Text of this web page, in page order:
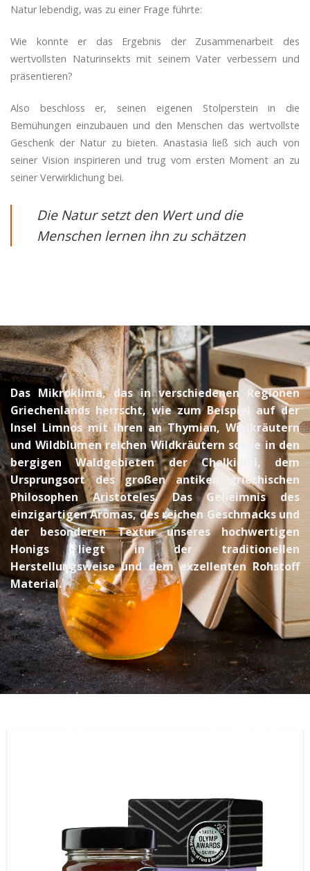
Natur lebendig, was zu einer Frage führte:
Wie konnte er das Ergebnis der Zusammenarbeit des
wertvollsten Naturinsekts mit seinem Vater verbessern und
präsentieren?
Also beschloss er, seinen eigenen Stolperstein in die
Bemühungen einzubauen und den Menschen das wertvollste
Geschenk der Natur zu bieten. Anastasia ließ sich auch von
seiner Vision inspirieren und trug vom ersten Moment an zu
seiner Verwirklichung bei.
Die Natur setzt den Wert und die
Menschen lernen ihn zu schätzen
Das Mikroklima, das in verschiedenen Regionen
Griechenlands herrscht, wie zum Beispiel auf der
Insel Limnos mit ihren an Thymian, Wildkräutern
und Wildblumen reichen Wildkräutern sowie in den
bergigen Waldgebieten der Chalkidiki, dem
Ursprungsort des großen antiken griechischen
Philosophen Aristoteles. Das Geheimnis des
einzigartigen Aromas, des reichen Geschmacks und
der besonderen Textur unseres hochwertigen
Honigs liegt in der traditionellen
Herstellungsweise und dem exzellenten Rohstoff
Material.